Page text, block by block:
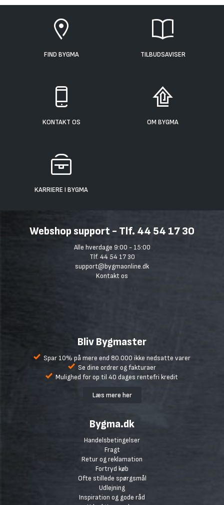
FIND BYGMA TILBUDSAVISER
KONTAKT OS OM BYGMA
KARRIERE I BYGMA
Webshop support - Tlf. 44 54 17 30
Alle hverdage 9:00 - 15:00
Tlf. 44 54 17 30
support@bygmaonline.dk
Kontakt os
Bliv Bygmaster
Spar 10% på mere end 80.000 ikke nedsatte varer
Se dine ordrer og fakturaer
Mulighed for op til 40 dages rentefri kredit
Læs mere her
Bygma.dk
Handelsbetingelser
Fragt
Retur og reklamation
Fortryd køb
Ofte stillede spørgsmål
Udlejning
Inspiration og gode råd